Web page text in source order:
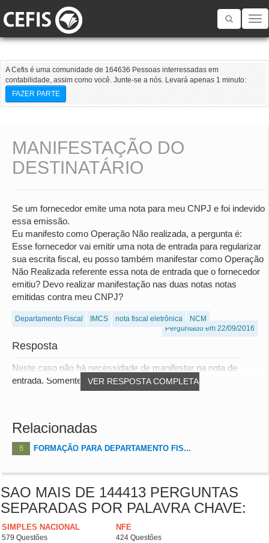
Toggle
A Cefis é uma comunidade de 164636 Pessoas interressadas em
contabilidade, assim como você. Junte-se a nós. Levará apenas 1 minuto:
FAZER PARTE
MANIFESTAÇÃO DO
DESTINATÁRIO
Se um fornecedor emite uma nota para meu CNPJ e foi indevido
essa emissão.
Eu manifesto como Operação Não realizada, a pergunta é:
Esse fornecedor vai emitir uma nota de entrada para regularizar
sua escrita fiscal, eu posso também manifestar como Operação
Não Realizada referente essa nota de entrada que o fornecedor
emitiu? Devo realizar manifestação nas duas notas notas
emitidas contra meu CNPJ?
Departamento Fiscal IMCS nota fiscal eletrônica
NCM
Perguntado em 22/09/2016
Resposta
VER RESPOSTA COMPLETA
Neste caso não há necessidade de manifestar na nota de
entrada. Somente na nota de saída.
Relacionadas
8 FORMAÇÃO PARA DEPARTAMENTO FIS...
SAO MAIS DE 144413 PERGUNTAS
SEPARADAS POR PALAVRA CHAVE:
SIMPLES NACIONAL
579 Questões
NFE
424 Questões